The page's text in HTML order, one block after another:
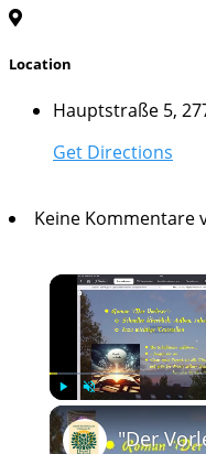
Location
Hauptstraße 5,
Get Directions
Keine Kommentare
Play Unmute